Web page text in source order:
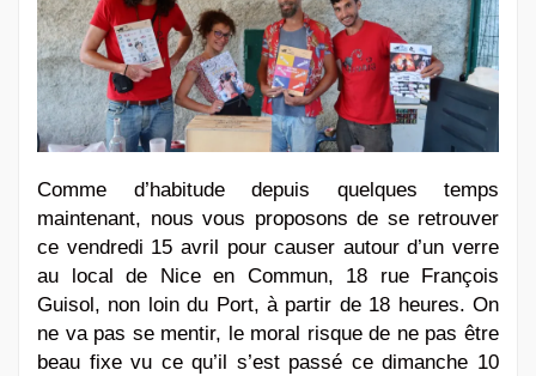
Comme d’habitude depuis quelques temps
maintenant, nous vous proposons de se retrouver
ce vendredi 15 avril pour causer autour d’un verre
au local de Nice en Commun, 18 rue François
Guisol, non loin du Port, à partir de 18 heures. On
ne va pas se mentir, le moral risque de ne pas être
beau fixe vu ce qu’il s’est passé ce dimanche 10